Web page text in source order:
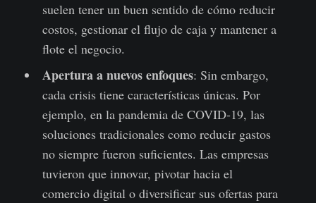
suelen tener un buen sentido de cómo reducir
costos, gestionar el flujo de caja y mantener a
flote el negocio.
Apertura a nuevos enfoques: Sin embargo,
cada crisis tiene características únicas. Por
ejemplo, en la pandemia de COVID-19, las
soluciones tradicionales como reducir gastos
no siempre fueron suficientes. Las empresas
tuvieron que innovar, pivotar hacia el
comercio digital o diversificar sus ofertas para